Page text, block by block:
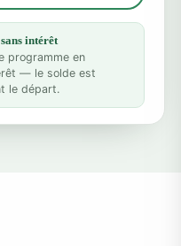
intérêt
programme en
— le solde est
le départ.